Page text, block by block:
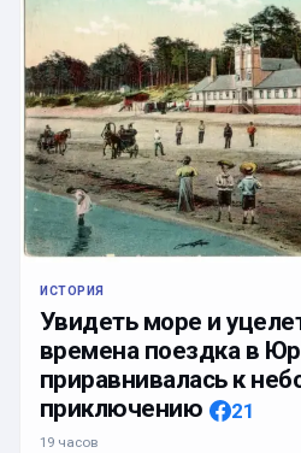
ИСТОРИЯ
Увидеть море и
времена поездка в
приравнивалась к
приключению
21
19 часов